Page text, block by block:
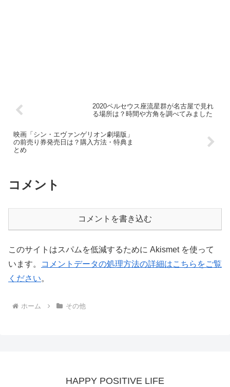
2020ペルセウス座流星群が名古屋で見れ
る場所は？時間や方角を調べてみました
映画「シン・エヴァンゲリオン劇場版」
の前売り券発売日は？購入方法・特典ま
とめ
コメント
コメントを書き込む
このサイトはスパムを低減するために Akismet を使って
います。
コメントデータの処理方法の詳細はこちらをご覧
ください。
ホーム その他
HAPPY POSITIVE LIFE